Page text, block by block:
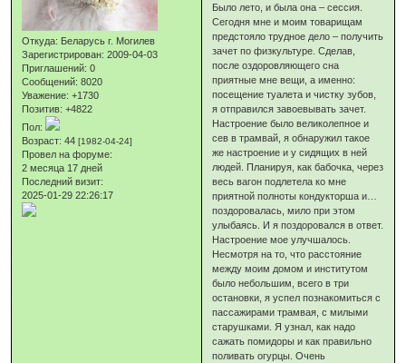
Откуда: Беларусь г. Могилев
Зарегистрирован: 2009-04-03
Приглашений: 0
Сообщений: 8020
Уважение: +1730
Позитив: +4822
Пол:
Возраст: 44[1982-04-24]
Провел на форуме:
2 месяца 17 дней
Последний визит:
2025-01-29 22:26:17
Было лето, и была она – сессия.
Сегодня мне и моим товарищам
предстояло трудное дело – получить
зачет по физкультуре. Сделав,
после оздоровляющего сна
приятные мне вещи, а именно:
посещение туалета и чистку зубов,
я отправился завоевывать зачет.
Настроение было великолепное и
сев в трамвай, я обнаружил такое
же настроение и у сидящих в ней
людей. Планируя, как бабочка, через
весь вагон подлетела ко мне
приятной полноты кондукторша и…
поздоровалась, мило при этом
улыбаясь. И я поздоровался в ответ.
Настроение мое улучшалось.
Несмотря на то, что расстояние
между моим домом и институтом
было небольшим, всего в три
остановки, я успел познакомиться с
пассажирами трамвая, с милыми
старушками. Я узнал, как надо
сажать помидоры и как правильно
поливать огурцы. Очень